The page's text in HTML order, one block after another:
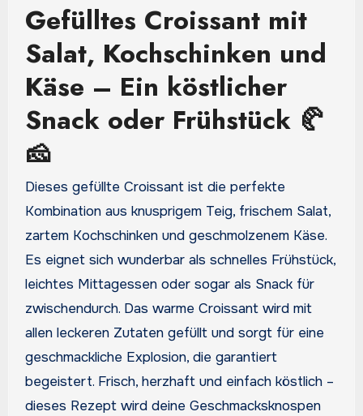
Gefülltes Croissant mit
Salat, Kochschinken und
Käse – Ein köstlicher
Snack oder Frühstück 🥐
🧀
Dieses gefüllte Croissant ist die perfekte
Kombination aus knusprigem Teig, frischem Salat,
zartem Kochschinken und geschmolzenem Käse.
Es eignet sich wunderbar als schnelles Frühstück,
leichtes Mittagessen oder sogar als Snack für
zwischendurch. Das warme Croissant wird mit
allen leckeren Zutaten gefüllt und sorgt für eine
geschmackliche Explosion, die garantiert
begeistert. Frisch, herzhaft und einfach köstlich –
dieses Rezept wird deine Geschmacksknospen